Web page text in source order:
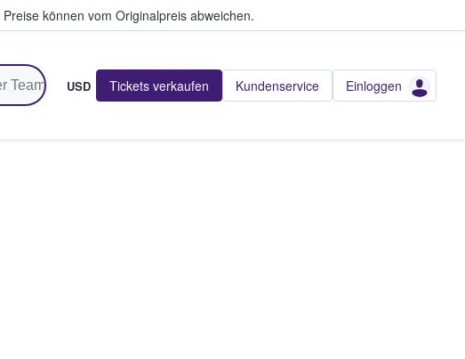
Preise können vom Originalpreis abweichen.
USD Tickets verkaufen Kundenservice Einloggen